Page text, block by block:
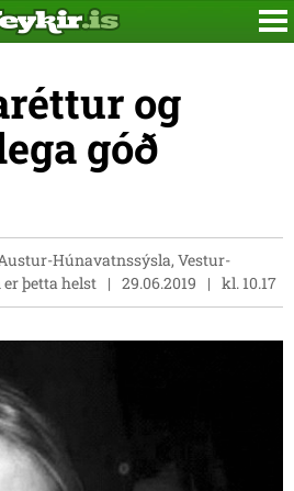
og
góð
Húnavatnssýsla, Vestur-
þetta helst
29.06.2019 kl. 10.17